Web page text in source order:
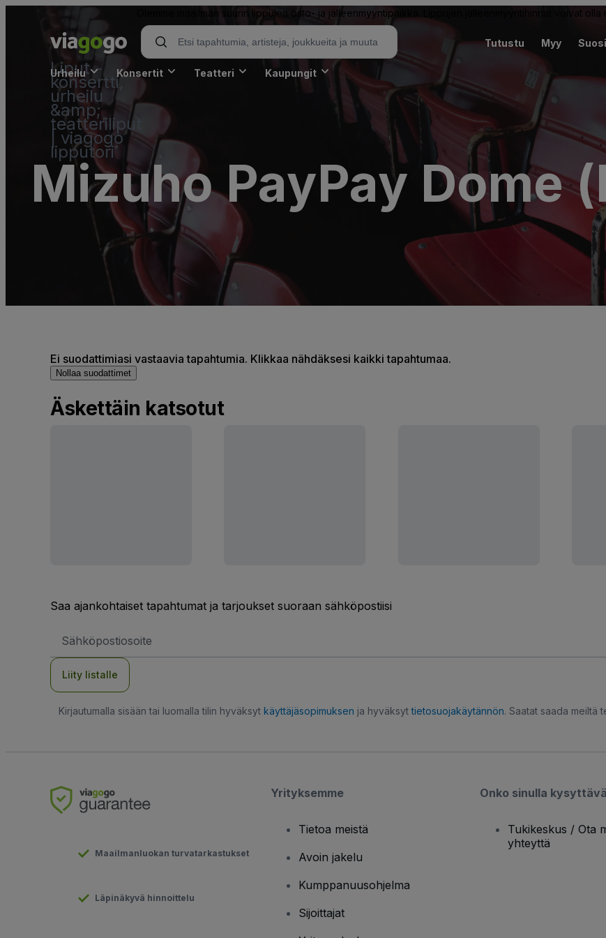
Olemme maailman suurin lippujen osto- ja jälleenmyyntipaikka. Lippujen jälleenmyyntihinnat voivat olla
Liput -
konsertti,
urheilu
&amp;
teatteriliput
| viagogo
lipputori
Tutustu Myy
Urheilu Konsertit Teatteri Kaupungit
Mizuho PayPay Dome
Ei suodattimiasi vastaavia tapahtumia. Klikkaa nähdäksesi kaikki tapahtumaa.
Nollaa suodattimet
Äskettäin katsotut
Saa ajankohtaiset tapahtumat ja tarjoukset suoraan sähköpostiisi
Liity listalle
Kirjautumalla sisään tai luomalla tilin hyväksyt käyttäjäsopimuksen ja hyväksyttietosuojakäytännön. Saatat saada meiltä
Maailmanluokan turvatarkastukset
Läpinäkyvä hinnoittelu
Yrityksemme
Tietoa meistä
Avoin jakelu
Kumppanuusohjelma
Sijoittajat
Onko sinulla
Tukikeskus / Ota
yhteyttä